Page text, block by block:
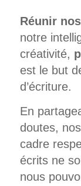
Réunir
notre
créativité,
est le but
d’écriture.
En
doutes,
cadre
écrits ne
nous